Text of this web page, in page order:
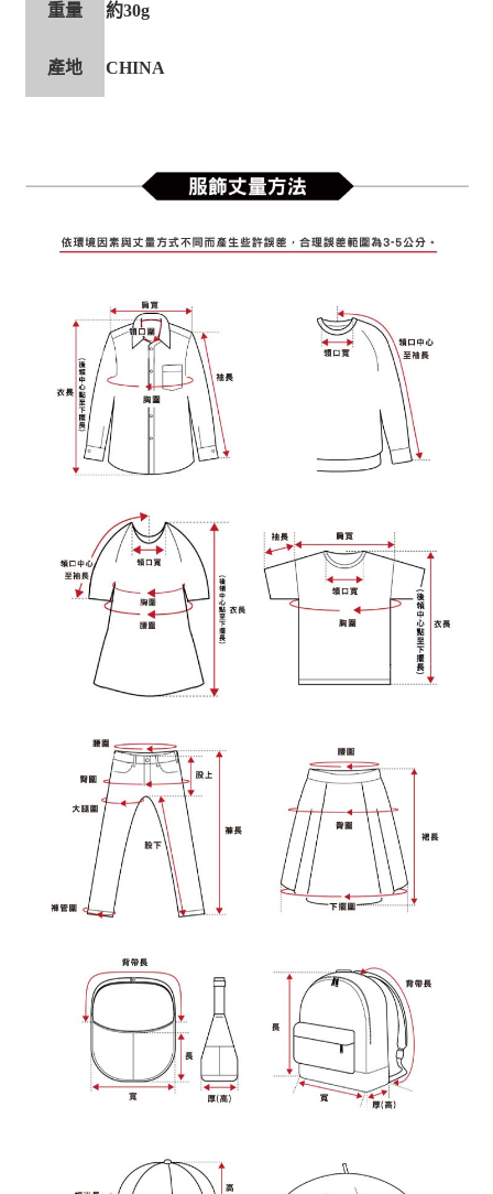
重量 約30g
產地 CHINA